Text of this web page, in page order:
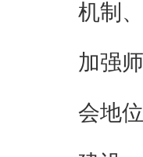
机制
加强
会地